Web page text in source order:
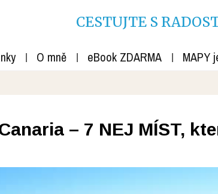
CESTUJTE S
O mně eBook ZDARMA MAPY
– 7 NEJ MÍST,